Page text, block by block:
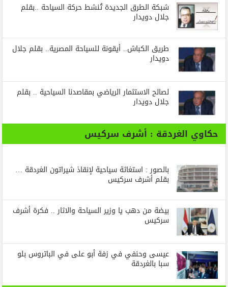
شبكة الطرق الجديدة تُنشط حركة السياحة ..بقلم
جلال دويدار
طريق الكباش.. أيقونة للسياحة المصرية.. بقلم جلال
دويدار
لصالح الاستثمار الرياضي بمقاصدنا السياحية .. بقلم
جلال دويدار
حكاوي الغردقة : أشرف سركيس
بالصور : استغاثة سياحية لإنقاذ شيراتون الغردقة …
بقلم أشرف سركيس
بيضة من دهب يا وزير السياحة والاثار .. فكرة أشرف
سركيس
عيسى وحنفي في زفة أبو على في الباتروس بلو
سبا بالغردقة